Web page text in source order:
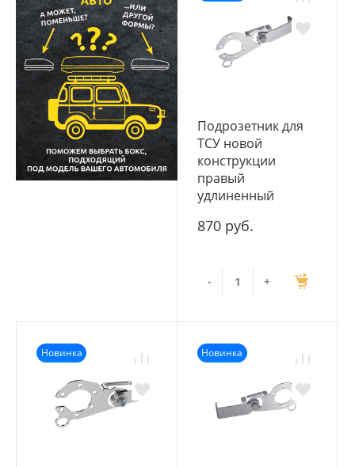
Подрозетник для
ТСУ новой
конструкции
правый
удлиненный
870 руб.
- +
Новинка Новинка